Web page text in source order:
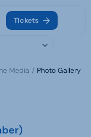
Tickets
Media Photo Gallery